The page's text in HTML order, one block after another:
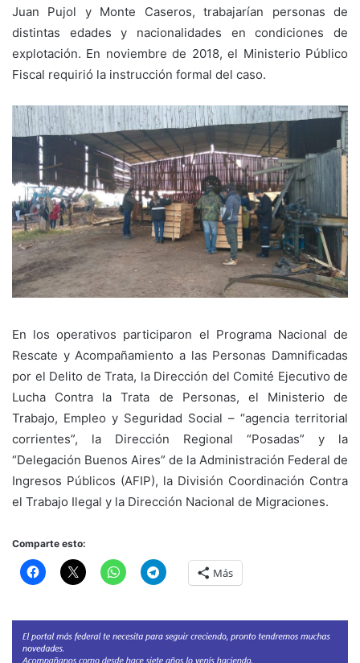
Juan Pujol y Monte Caseros, trabajarían personas de
distintas edades y nacionalidades en condiciones de
explotación. En noviembre de 2018, el Ministerio Público
Fiscal requirió la instrucción formal del caso.
En los operativos participaron el Programa Nacional de
Rescate y Acompañamiento a las Personas Damnificadas
por el Delito de Trata, la Dirección del Comité Ejecutivo de
Lucha Contra la Trata de Personas, el Ministerio de
Trabajo, Empleo y Seguridad Social – “agencia territorial
corrientes”, la Dirección Regional “Posadas” y la
“Delegación Buenos Aires” de la Administración Federal de
Ingresos Públicos (AFIP), la División Coordinación Contra
el Trabajo Ilegal y la Dirección Nacional de Migraciones.
Comparte esto:
Más